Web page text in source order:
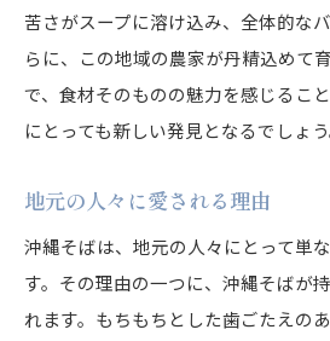
苦さがスープに溶け込み、全体的な
らに、この地域の農家が丹精込めて
で、食材そのものの魅力を感じるこ
にとっても新しい発見となるでしょう
地元の人々に愛される理由
沖縄そばは、地元の人々にとって単
す。その理由の一つに、沖縄そばが
れます。もちもちとした歯ごたえの